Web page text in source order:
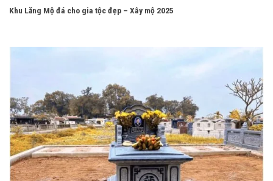
Khu Lăng Mộ đá cho gia tộc đẹp – Xây mộ 2025